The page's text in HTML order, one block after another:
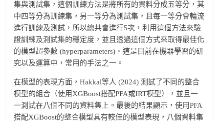
集與測試集，這個訓練方法是將所有的資料分成五等分，其
中四等分為訓練集，另一等分為測試集，且每一等分會輪流
進行訓練及測試，所以總共會進行5次，利用這個方法來驗
證訓練及測試集的穩定度，並且透過這個方式來取得最佳化
的模型超參數 (hyperparameters)。這是目前在機器學習的研
究以及運算中，常用的手法之一。
在模型的表現方面，Hakkal等人 (2024) 測試了不同的整合
模型的組合（使用XGBoost搭配PFA或IRT模型），並且一
一測試在八個不同的資料集上。最後的結果顯示，使用PFA
搭配XGBoost的整合模型具有較佳的模型表現，八個資料集